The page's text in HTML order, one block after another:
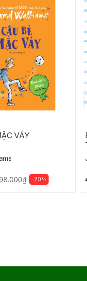
VÁY
-20%